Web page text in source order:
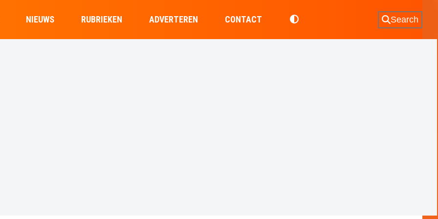
NIEUWS RUBRIEKEN ADVERTEREN CONTACT Search